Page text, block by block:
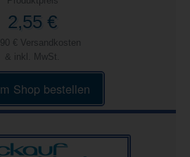
2,55 €
€ Versandkosten
& inkl. MwSt.
Shop bestellen